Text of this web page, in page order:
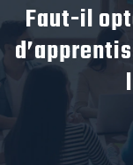
Faut-il